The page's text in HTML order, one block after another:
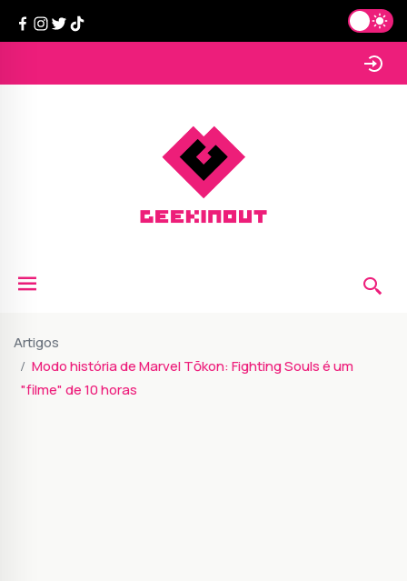
Artigos
Modo história de Marvel Tōkon: Fighting Souls é um
"filme" de 10 horas